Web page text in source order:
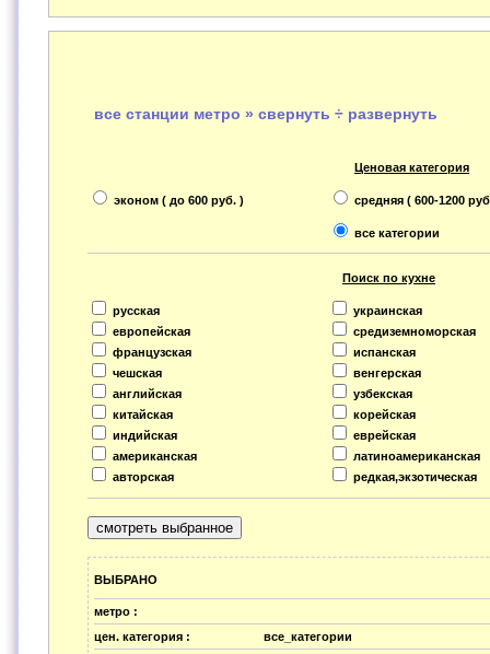
все станции метро » свернуть ÷ развернуть
Ценовая категория
эконом ( до 600 руб. ) средняя ( 600-1200
все категории
Поиск по кухне
русская
украинская
европейская
средиземноморская
французская
испанская
чешская
венгерская
английская
узбекская
китайская
корейская
индийская
еврейская
американская
латиноамериканская
авторская
редкая,экзотическая
ВЫБРАНО
метро :
цен. категория :
все_категории